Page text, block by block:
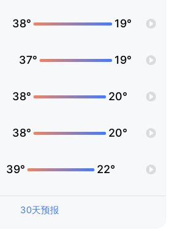
38° 19°
37° 19°
38° 20°
38° 20°
39° 22°
30天预报